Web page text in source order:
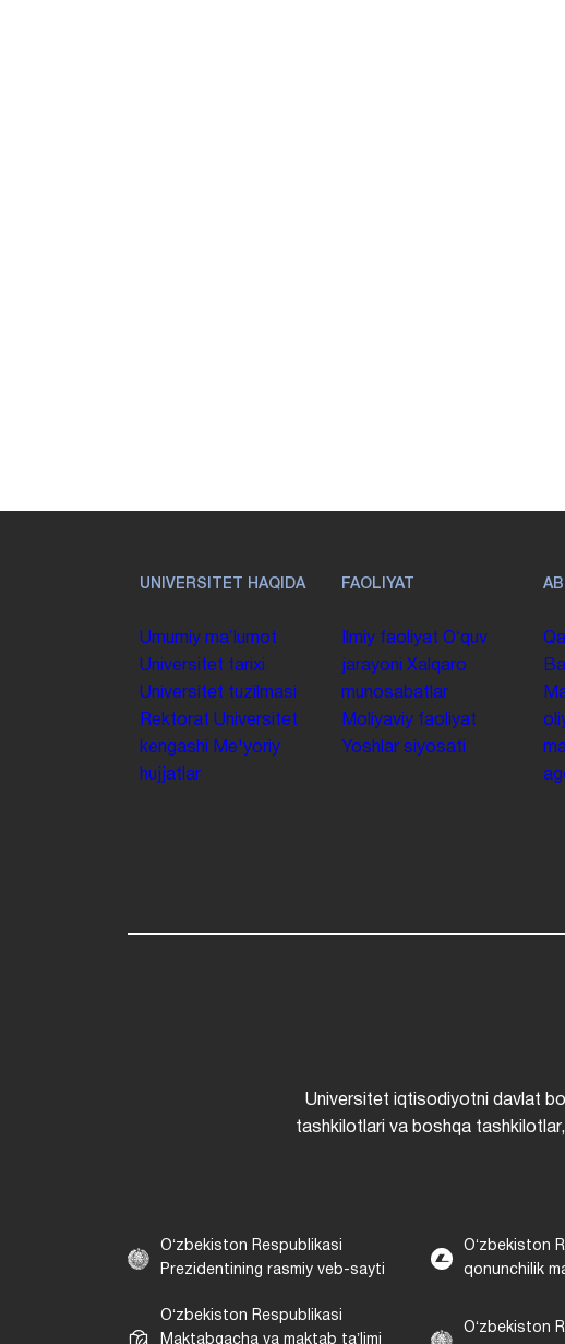
UNIVERSITET HAQIDA
Umumiy maʼlumot
Universitet tarixi
Universitet tuzilmasi
Rektorat Universitet
kengashi
Me'yoriy
hujjatlar
FAOLIYAT
Ilmiy faoliyat Oʻquv
jarayoni Xalqaro
munosabatlar
Moliyaviy faoliyat
Yoshlar siyosati
Universitet iqtisodiyotni davlat
tashkilotlari va boshqa
Oʻzbekiston Respublikasi
Prezidentining rasmiy veb-sayti
Oʻzbekiston
qonunchilik
Oʻzbekiston Respublikasi
Maktabgacha va maktab taʼlimi
Oʻzbekiston